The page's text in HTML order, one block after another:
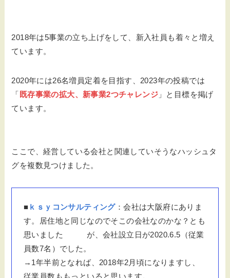
2018年は5事業の立ち上げをして、新入社員も着々と増え
ています。
2020年には26名増員定着を目指す、2023年の投稿では
「 既存事業の拡大、新事業2つチャレンジ 」と目標を掲げ
ています。
ここで、経営している会社と関連していそうなハッシュタ
グを複数見つけました。
■ ｋｓｙコンサルティング：会社は大阪府にありま
す。居住地と同じなのでそこの会社なのかな？とも
思いました が、会社設立日が2020.6.5（従業
員数7名）でした。
→1年半前となれば、2018年2月頃になりますし、
従業員数ももっといると思います。